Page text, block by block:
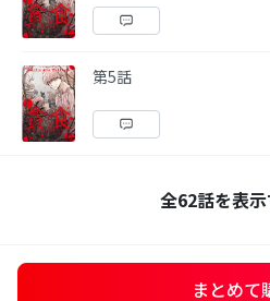
第5話
全62話を表
まとめて